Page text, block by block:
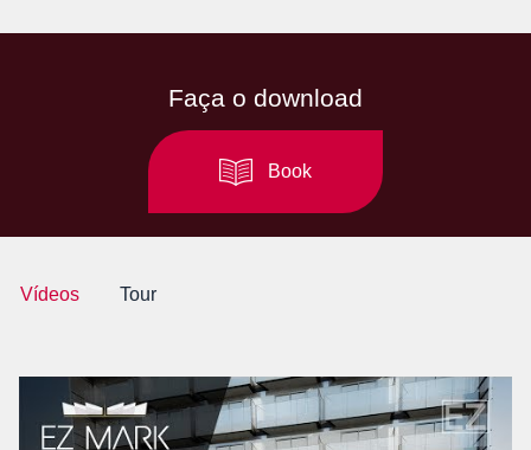
Faça o download
Book
Vídeos Tour